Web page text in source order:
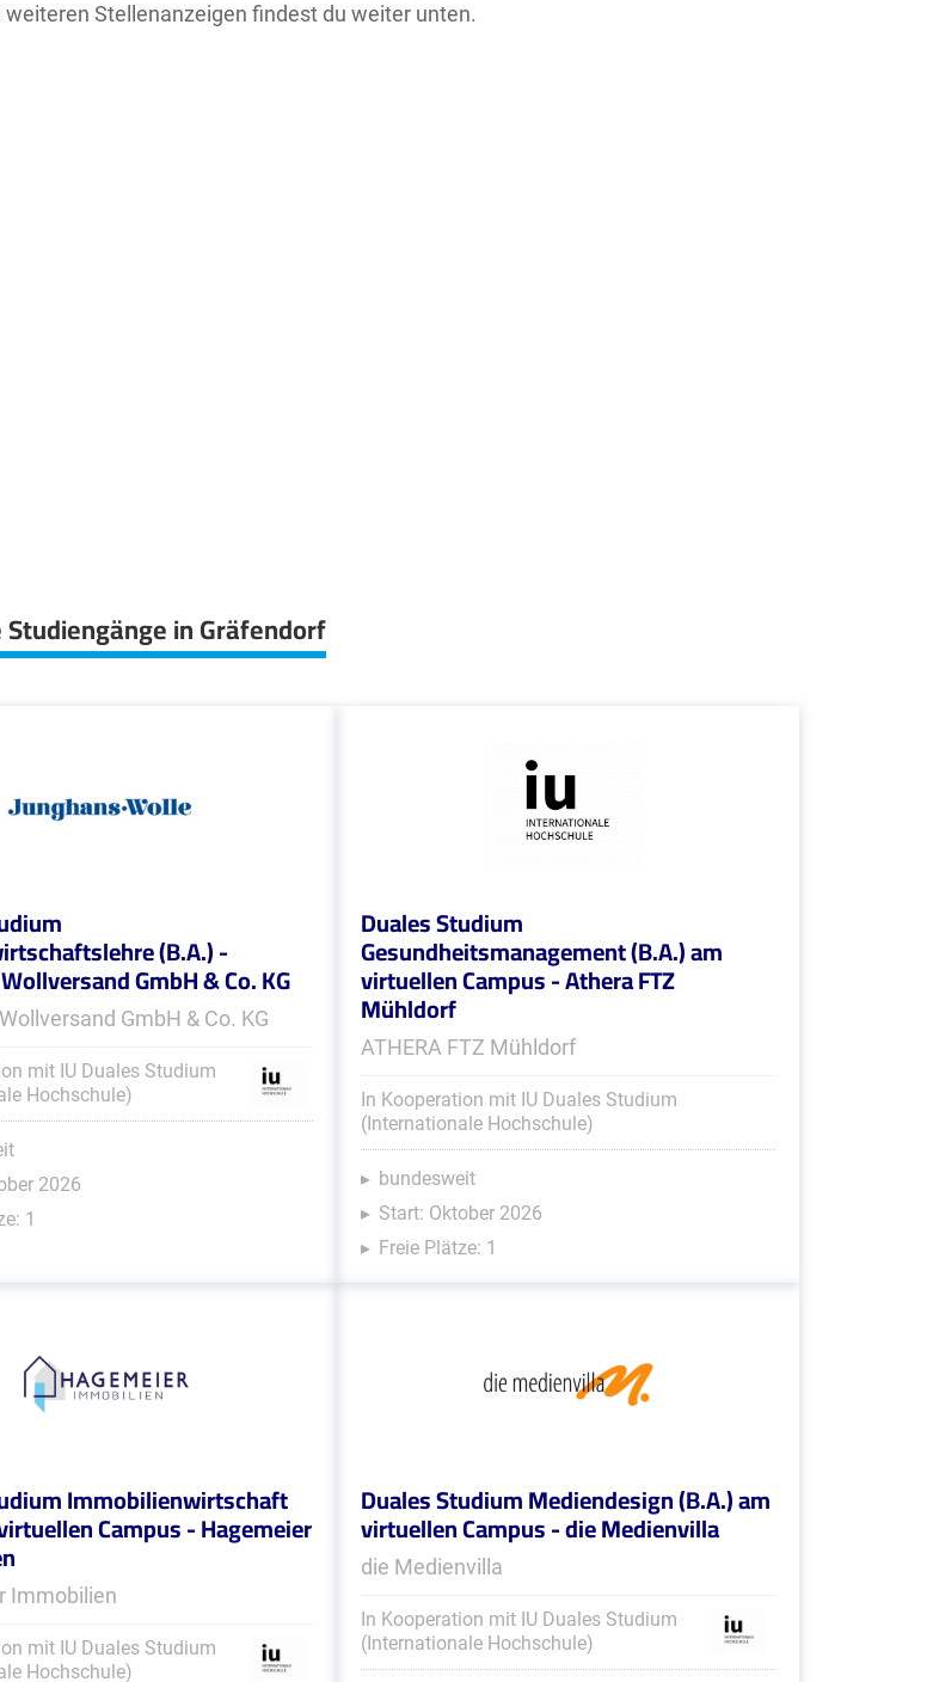
Stellenanzeigen findest du weiter unten.
Studiengänge in Gräfendorf
(B.A.) -
GmbH & Co. KG
GmbH & Co. KG
mit IU Duales Studium
Hochschule)
2026
1
Duales Studium
Gesundheitsmanagement (B.A.) am
virtuellen Campus - Athera FTZ
Mühldorf
ATHERA FTZ Mühldorf
In Kooperation mit IU Duales Studium
(Internationale Hochschule)
bundesweit
Start: Oktober 2026
Freie Plätze: 1
Immobilienwirtschaft
Campus - Hagemeier
Immobilien
mit IU Duales Studium
Hochschule)
Duales Studium Mediendesign (B.A.) am
virtuellen Campus - die Medienvilla
die Medienvilla
In Kooperation mit IU Duales Studium
(Internationale Hochschule)